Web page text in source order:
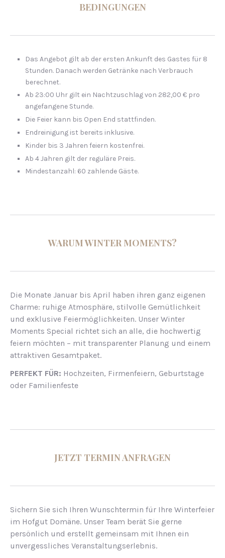
BEDINGUNGEN
Das Angebot gilt ab der ersten Ankunft des Gastes für 8
Stunden. Danach werden Getränke nach Verbrauch
berechnet.
Ab 23:00 Uhr gilt ein Nachtzuschlag von 282,00 € pro
angefangene Stunde.
Die Feier kann bis Open End stattfinden.
Endreinigung ist bereits inklusive.
Kinder bis 3 Jahren feiern kostenfrei.
Ab 4 Jahren gilt der reguläre Preis.
Mindestanzahl: 60 zahlende Gäste.
WARUM WINTER MOMENTS?
Die Monate Januar bis April haben ihren ganz eigenen
Charme: ruhige Atmosphäre, stilvolle Gemütlichkeit
und exklusive Feiermöglichkeiten. Unser Winter
Moments Special richtet sich an alle, die hochwertig
feiern möchten – mit transparenter Planung und einem
attraktiven Gesamtpaket.
PERFEKT FÜR: Hochzeiten, Firmenfeiern, Geburtstage
oder Familienfeste
JETZT TERMIN ANFRAGEN
Sichern Sie sich Ihren Wunschtermin für Ihre Winterfeier
im Hofgut Domäne. Unser Team berät Sie gerne
persönlich und erstellt gemeinsam mit Ihnen ein
unvergessliches Veranstaltungserlebnis.